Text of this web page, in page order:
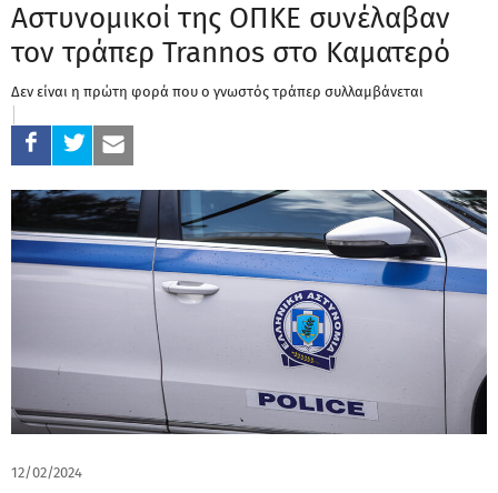
Αστυνομικοί της ΟΠΚΕ συνέλαβαν
τον τράπερ Trannos στο Καματερό
Δεν είναι η πρώτη φορά που ο γνωστός τράπερ συλλαμβάνεται
12/02/2024